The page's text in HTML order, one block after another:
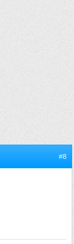
#8